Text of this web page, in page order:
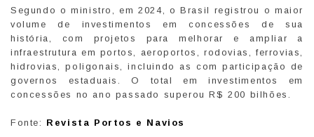
Segundo o ministro, em 2024, o Brasil registrou o maior
volume de investimentos em concessões de sua
história, com projetos para melhorar e ampliar a
infraestrutura em portos, aeroportos, rodovias, ferrovias,
hidrovias, poligonais, incluindo as com participação de
governos estaduais. O total em investimentos em
concessões no ano passado superou R$ 200 bilhões.
Fonte: Revista Portos e Navios